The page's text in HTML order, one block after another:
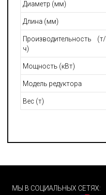
Диаметр (мм)
Длина (мм)
Производительность (т/
ч)
Мощность (кВт)
Модель редуктора
Вес (т)
МЫ В СОЦИАЛЬНЫХ СЕТЯХ: